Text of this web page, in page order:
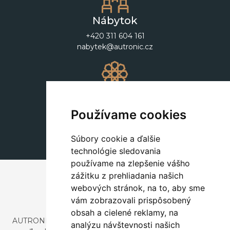
Používame cookies
Súbory cookie a ďalšie
technológie sledovania
používame na zlepšenie vášho
zážitku z prehliadania našich
webových stránok, na to, aby sme
vám zobrazovali prispôsobený
obsah a cielené reklamy, na
analýzu návštevnosti našich
Nábytok
+420 311 604 161
nabytek@autronic.cz
+420 311 604 182
dekorace@autronic.cz
AUTRONIC, s.r.o. je spoločnosť zaoberajúca sa dovozom a